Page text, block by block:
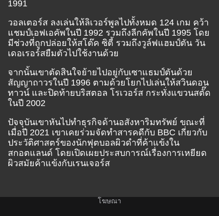
1991
วอลเตอร์ส ลงเล่นให้ลิเวอร์พูลไปทั้งหมด 124 เกม คว้า
แชมป์เอฟเอคัพในปี 1992 รวมถึงลีกคัพในปี 1995 โดย
มีช่วงที่ถูกปล่อยให้สโต๊ค ซิตี้ รวมถึงวูล์ฟแฮมป์ตัน วัน
เดอเรอร์สยืมตัวไปใช้งานด้วย
จากนั้นเขาตัดสินใจย้ายไปอยู่กับเซาแธมป์ตันด้วย
สัญญาถาวรในปี 1996 ตามด้วยโยกไปเล่นให้สวินดอน
ทาวน์ และปิดท้ายบริสตอล โรเวอร์ส กระทั่งแขวนสตั๊ด
ในปี 2002
ปัจจุบันเขาหันไปทำธุรกิจด้านอสังหาริมทรัพย์ ขณะที่
เมื่อปี 2021 เขาเคยร่วมจัดทำสารคดีกับ BBC เกี่ยวกับ
ประวัติศาสตร์ของนักฟุตบอลผิวดำที่ค้าแข้งใน
สกอตแลนด์ โดยเปิดเผยประสบการณ์เรื่องการเหยียด
ผิวสมัยค้าแข้งกับเรนเจอร์ส